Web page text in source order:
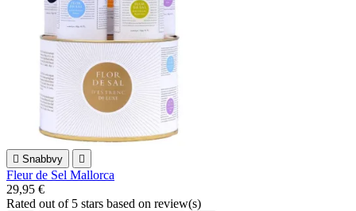
 Snabbvy 
Fleur de Sel Mallorca
29,95 €
Rated out of 5 stars based on review(s)